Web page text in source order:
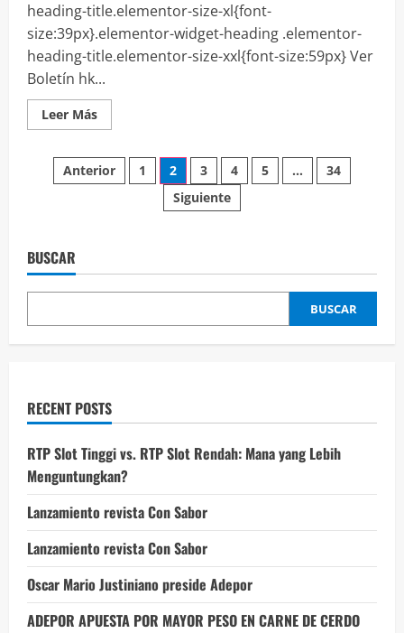
heading-title.elementor-size-xl{font-
size:39px}.elementor-widget-heading .elementor-
heading-title.elementor-size-xxl{font-size:59px} Ver
Boletín hk...
Leer MásLeer
más
Boletín
Julio
2023
Paginación
entradas
Anterior 1 2 3 4 5 …
34
Siguiente
BUSCAR
BUSCAR
RECENT POSTS
RTP Slot Tinggi vs. RTP Slot Rendah: Mana yang Lebih
Menguntungkan?
Lanzamiento revista Con Sabor
Lanzamiento revista Con Sabor
Oscar Mario Justiniano preside Adepor
ADEPOR APUESTA POR MAYOR PESO EN CARNE DE CERDO